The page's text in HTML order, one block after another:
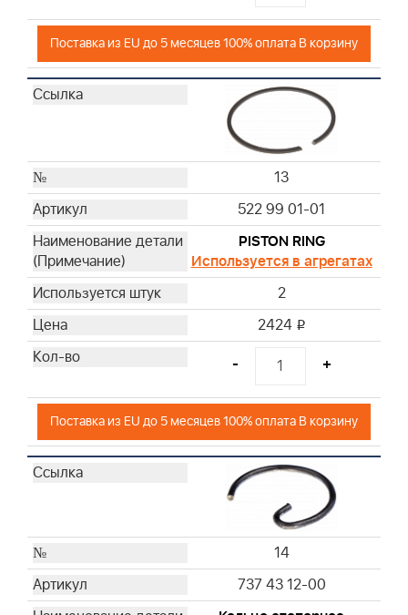
Поставка из EU до 5 месяцев 100% оплата В корзину
13
522 99 01-01
PISTON RING
Используется в агрегатах
2
2424 i
- +
Поставка из EU до 5 месяцев 100% оплата В корзину
14
737 43 12-00